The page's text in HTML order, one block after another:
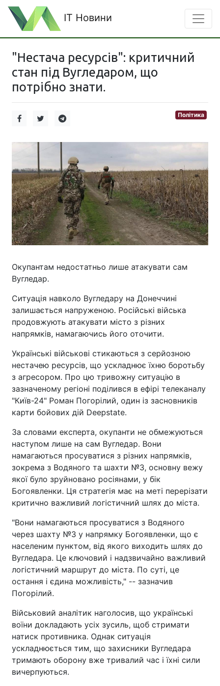
IT Новини
"Нестача ресурсів": критичний
стан під Вугледаром, що
потрібно знати.
Політика
Окупантам недостатньо лише атакувати сам
Вугледар.
Ситуація навколо Вугледару на Донеччині
залишається напруженою. Російські війська
продовжують атакувати місто з різних
напрямків, намагаючись його оточити.
Українські військові стикаються з серйозною
нестачею ресурсів, що ускладнює їхню боротьбу
з агресором. Про цю тривожну ситуацію в
зазначеному регіоні поділився в ефірі телеканалу
"Київ-24" Роман Погорілий, один із засновників
карти бойових дій Deepstate.
За словами експерта, окупанти не обмежуються
наступом лише на сам Вугледар. Вони
намагаються просуватися з різних напрямків,
зокрема з Водяного та шахти №3, основну вежу
якої було зруйновано росіянами, у бік
Богоявленки. Ця стратегія має на меті перерізати
критично важливий логістичний шлях до міста.
"Вони намагаються просуватися з Водяного
через шахту №3 у напрямку Богоявленки, що є
населеним пунктом, від якого виходить шлях до
Вугледара. Це ключовий і надзвичайно важливий
логістичний маршрут до міста. По суті, це
остання і єдина можливість," -- зазначив
Погорілий.
Військовий аналітик наголосив, що українські
воїни докладають усіх зусиль, щоб стримати
натиск противника. Однак ситуація
ускладнюється тим, що захисники Вугледара
тримають оборону вже тривалий час і їхні сили
вичерпуються.